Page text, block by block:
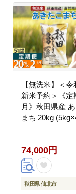
【無洗米】＜令
新米予約＞《定
月》秋田県産 あ
まち 20kg
米定期便 無洗米
こまち ごはん 米
74,000円
秋田県 仙北市